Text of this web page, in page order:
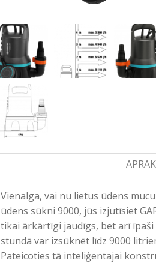
Vienalga, vai nu lietus ūdens
ūdens sūkni 9000, jūs izjutīsiet
tikai ārkārtīgi jaudīgs, bet arī īpaši
stundā var izsūknēt līdz 9000
Pateicoties tā inteliģentajai